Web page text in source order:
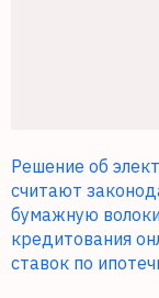
Решение об
считают
бумажную
кредитования
ставок по